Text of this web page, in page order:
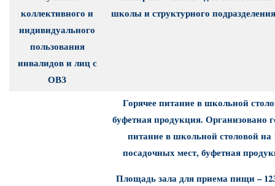
коллективного и
индивидуального
пользования
инвалидов и лиц с
ОВЗ
школы и структурного
Горячее питание в школьной
буфетная продукция. Организовано
питание в школьной столовой на
посадочных мест, буфетная
Площадь зала для приема пищи –